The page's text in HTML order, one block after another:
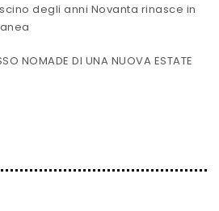
degli anni Novanta rinasce in
NOMADE DI UNA NUOVA ESTATE